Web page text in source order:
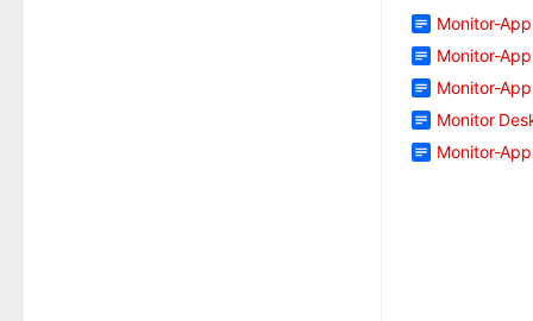
Monitor-
Monitor-
Monitor-
Monitor
Monitor-